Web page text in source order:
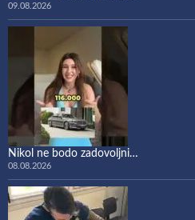
09.08.2026
Nikol ne bodo zadovoljni…
08.08.2026